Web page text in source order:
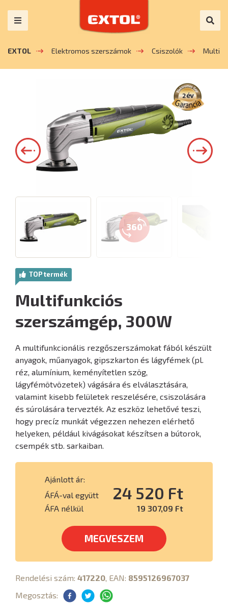
EXTOL Elektromos szerszámok Csiszolók Multi
360°
TOP termék
Multifunkciós
szerszámgép, 300W
A multifunkcionális rezgőszerszámokat fából készült
anyagok, műanyagok, gipszkarton és lágyfémek (pl.
réz, alumínium, keményítetlen szög,
lágyfémötvözetek) vágására és elválasztására,
valamint kisebb felületek reszelésére, csiszolására
és súrolására tervezték. Az eszköz lehetővé teszi,
hogy precíz munkát végezzen nehezen elérhető
helyeken, például kivágásokat készítsen a bútorok,
csempék stb. sarkaiban.
Ajánlott ár:
ÁFÁ-val együtt
24 520 Ft
ÁFA nélkül 19 307,09 Ft
MEGVESZEM
Rendelési szám: 417220 , EAN: 8595126967037
Megosztás: